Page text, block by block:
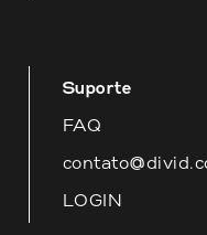
Suporte
FAQ
LOGIN